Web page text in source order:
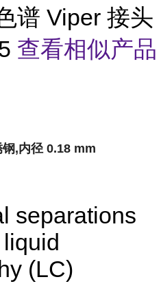
谱 Viper 接头
查看相似产品
,内径 0.18 mm
separations
(LC)